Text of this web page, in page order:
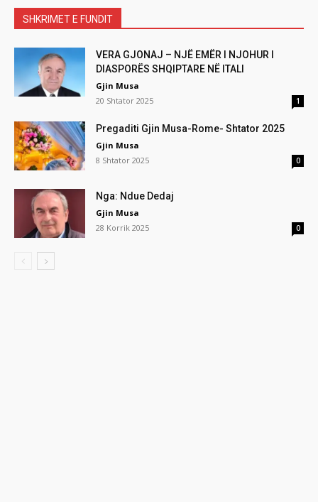
SHKRIMET E FUNDIT
VERA GJONAJ – NJË EMËR I NJOHUR I
DIASPORËS SHQIPTARE NË ITALI
Gjin Musa
20 Shtator 2025
1
Pregaditi Gjin Musa-Rome- Shtator 2025
Gjin Musa
8 Shtator 2025
0
Nga: Ndue Dedaj
Gjin Musa
28 Korrik 2025
0